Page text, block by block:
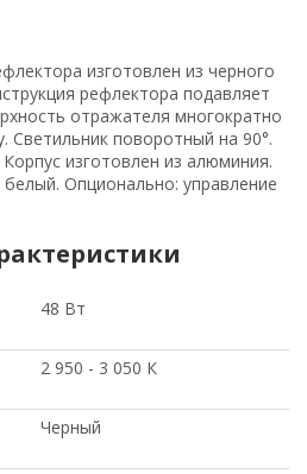
изготовлен из черного
рефлектора подавляет
отражателя многократно
Светильник поворотный на 90°.
изготовлен из алюминия.
Опционально: управление
48 Вт
2 950 - 3 050 К
Черный